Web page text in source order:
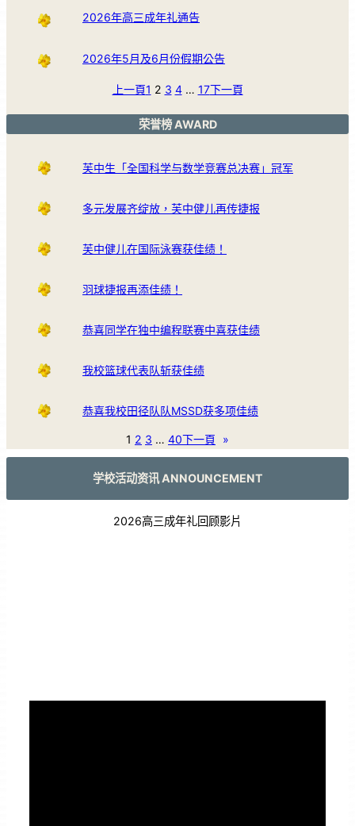
2026年高三成年礼通告
2026年5月及6月份假期公告
上一頁1 2 3 4 … 17下一頁
荣誉榜 AWARD
芙中生「全国科学与数学竞赛总决赛」冠军
多元发展齐绽放，芙中健儿再传捷报
芙中健儿在国际泳赛获佳绩！
羽球捷报再添佳绩！
恭喜同学在独中编程联赛中喜获佳绩
我校篮球代表队斩获佳绩
恭喜我校田径队队MSSD获多项佳绩
1 2 3 … 40下一頁 »
学校活动资讯 ANNOUNCEMENT
2026高三成年礼回顾影片